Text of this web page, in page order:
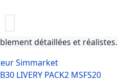
détaillées et réalistes.
Simmarket
LIVERY PACK2 MSFS20